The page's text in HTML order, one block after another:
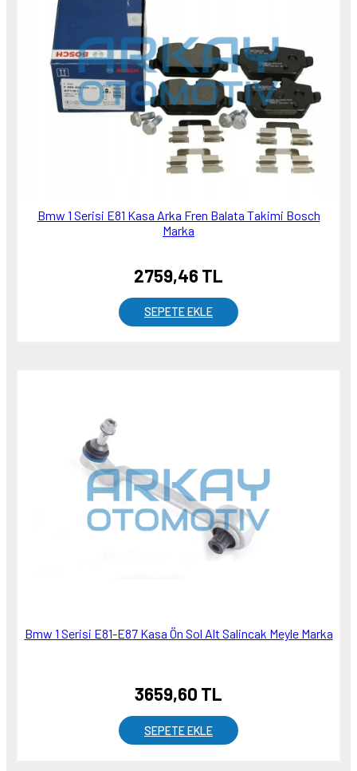
Bmw 1 Serisi E81 Kasa Arka Fren Balata Takimi Bosch
Marka
2759,46 TL
SEPETE EKLE
Bmw 1 Serisi E81-E87 Kasa Ön Sol Alt Salincak Meyle Marka
3659,60 TL
SEPETE EKLE